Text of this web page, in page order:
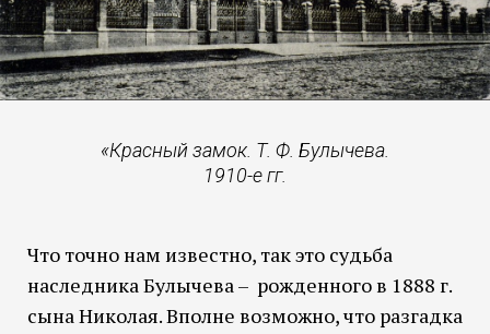
«Красный замок. Т. Ф. Булычева.
1910-е гг.
Что точно нам известно, так это судьба
наследника Булычева – рожденного в 1888 г.
сына Николая. Вполне возможно, что разгадка